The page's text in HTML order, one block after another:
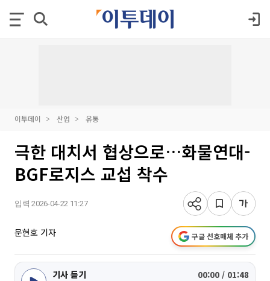
이투데이 산업 유통
극한 대치서 협상으로…화물연대-
BGF로지스 교섭 착수
입력 2026-04-22 11:27
문현호 기자 구글 선호매체 추가
기사 듣기 00:00 / 01:48